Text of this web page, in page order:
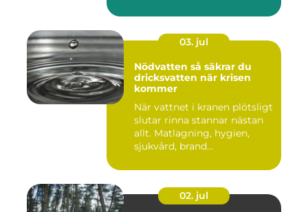
03. jul
Nödvatten så säkrar du
dricksvatten när krisen
kommer
När vattnet i kranen plötsligt
slutar rinna stannar nästan
allt. Matlagning, hygien,
sjukvård, brand...
02. jul